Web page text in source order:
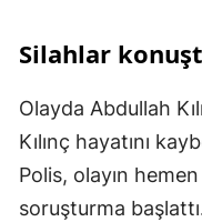
Silahlar
Olayda Abdullah
Kılınç hayatını
Polis, olayın
soruşturma